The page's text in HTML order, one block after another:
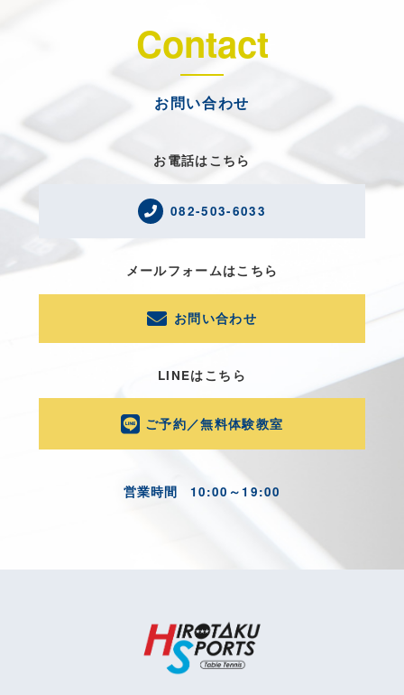
Contact
お問い合わせ
お電話はこちら
082-503-6033
メールフォームはこちら
お問い合わせ
LINEはこちら
ご予約／無料体験教室
営業時間 10:00～19:00